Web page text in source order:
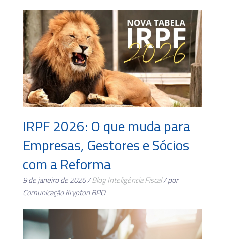
IRPF 2026: O que muda para
Empresas, Gestores e Sócios
com a Reforma
9 de janeiro de 2026 /BlogInteligência Fiscal/ por
Comunicação Krypton BPO